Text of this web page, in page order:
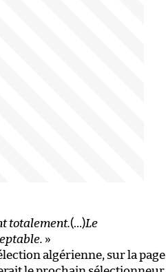
totalement.(…)Le
»
algérienne, sur la page